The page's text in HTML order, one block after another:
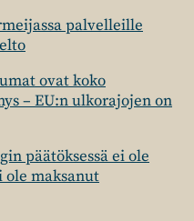
palvelleille
ovat koko
– EU:n ulkorajojen on
päätöksessä ei ole
ole maksanut